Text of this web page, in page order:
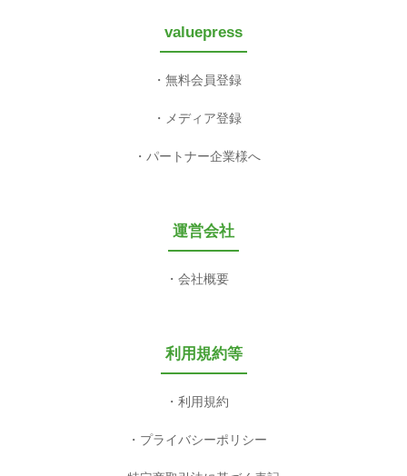
valuepress
無料会員登録
メディア登録
パートナー企業様へ
運営会社
会社概要
利用規約等
利用規約
プライバシーポリシー